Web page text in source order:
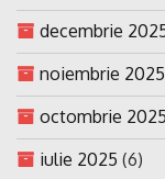
decembrie
noiembrie 2025
octombrie 2025
iulie 2025 (6)